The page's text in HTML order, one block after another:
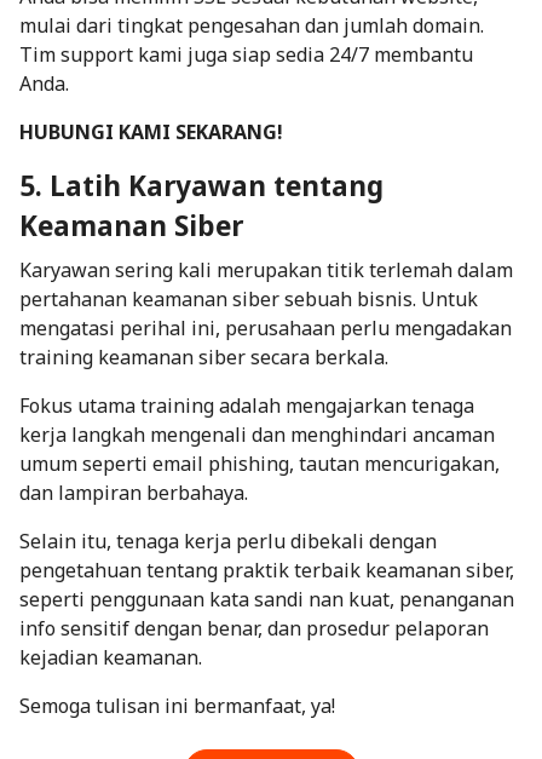
mulai dari tingkat pengesahan dan jumlah domain.
Tim support kami juga siap sedia 24/7 membantu
Anda.
HUBUNGI KAMI SEKARANG!
5. Latih Karyawan tentang
Keamanan Siber
Karyawan sering kali merupakan titik terlemah dalam
pertahanan keamanan siber sebuah bisnis. Untuk
mengatasi perihal ini, perusahaan perlu mengadakan
training keamanan siber secara berkala.
Fokus utama training adalah mengajarkan tenaga
kerja langkah mengenali dan menghindari ancaman
umum seperti email phishing, tautan mencurigakan,
dan lampiran berbahaya.
Selain itu, tenaga kerja perlu dibekali dengan
pengetahuan tentang praktik terbaik keamanan siber,
seperti penggunaan kata sandi nan kuat, penanganan
info sensitif dengan benar, dan prosedur pelaporan
kejadian keamanan.
Semoga tulisan ini bermanfaat, ya!